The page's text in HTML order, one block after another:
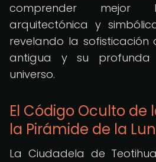
comprender mejor
arquitectónica y
revelando la sofisticación
antigua y su profunda
universo.
El Código Oculto de
la Pirámide de la
La Ciudadela de